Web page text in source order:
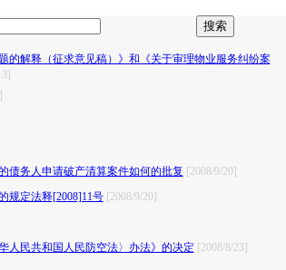
的解释（征求意见稿）》和《关于审理物业服务纠纷案
债务人申请破产清算案件如何的批复 [2008/9/20]
规定法释[2008]11号 [2008/9/20]
人民共和国人民防空法〉办法》的决定 [2008/8/23]